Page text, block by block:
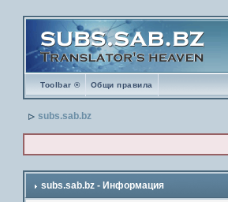
Toolbar ® Общи правила
subs.sab.bz
subs.sab.bz - Информация